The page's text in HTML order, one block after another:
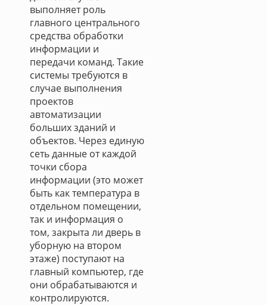
выполняет роль
главного центрального
средства обработки
информации и
передачи команд. Такие
системы требуются в
случае выполнения
проектов
автоматизации
больших зданий и
объектов. Через единую
сеть данные от каждой
точки сбора
информации (это может
быть как температура в
отдельном помещении,
так и информация о
том, закрыта ли дверь в
уборную на втором
этаже) поступают на
главный компьютер, где
они обрабатываются и
контролируются.